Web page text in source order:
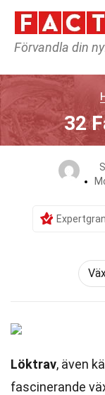
Förvandla din
32
Löktrav, även
fascinerande